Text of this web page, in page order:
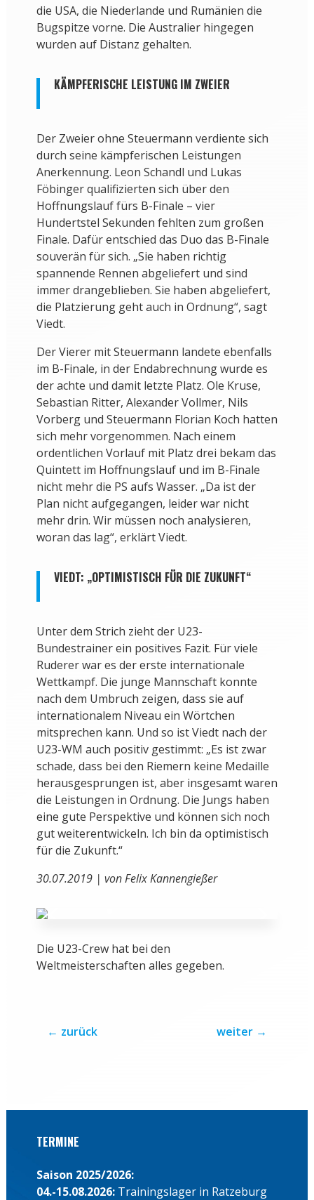
die USA, die Niederlande und Rumänien die
Bugspitze vorne. Die Australier hingegen
wurden auf Distanz gehalten.
KÄMPFERISCHE LEISTUNG IM ZWEIER
Der Zweier ohne Steuermann verdiente sich
durch seine kämpferischen Leistungen
Anerkennung. Leon Schandl und Lukas
Föbinger qualifizierten sich über den
Hoffnungslauf fürs B-Finale – vier
Hundertstel Sekunden fehlten zum großen
Finale. Dafür entschied das Duo das B-Finale
souverän für sich. „Sie haben richtig
spannende Rennen abgeliefert und sind
immer drangeblieben. Sie haben abgeliefert,
die Platzierung geht auch in Ordnung“, sagt
Viedt.
Der Vierer mit Steuermann landete ebenfalls
im B-Finale, in der Endabrechnung wurde es
der achte und damit letzte Platz. Ole Kruse,
Sebastian Ritter, Alexander Vollmer, Nils
Vorberg und Steuermann Florian Koch hatten
sich mehr vorgenommen. Nach einem
ordentlichen Vorlauf mit Platz drei bekam das
Quintett im Hoffnungslauf und im B-Finale
nicht mehr die PS aufs Wasser. „Da ist der
Plan nicht aufgegangen, leider war nicht
mehr drin. Wir müssen noch analysieren,
woran das lag“, erklärt Viedt.
VIEDT: „OPTIMISTISCH FÜR DIE ZUKUNFT“
Unter dem Strich zieht der U23-
Bundestrainer ein positives Fazit. Für viele
Ruderer war es der erste internationale
Wettkampf. Die junge Mannschaft konnte
nach dem Umbruch zeigen, dass sie auf
internationalem Niveau ein Wörtchen
mitsprechen kann. Und so ist Viedt nach der
U23-WM auch positiv gestimmt: „Es ist zwar
schade, dass bei den Riemern keine Medaille
herausgesprungen ist, aber insgesamt waren
die Leistungen in Ordnung. Die Jungs haben
eine gute Perspektive und können sich noch
gut weiterentwickeln. Ich bin da optimistisch
für die Zukunft.“
30.07.2019 | von Felix Kannengießer
←zurück